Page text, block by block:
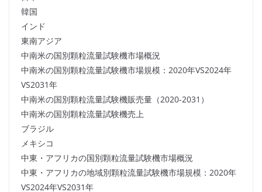
韓国
インド
東南アジア
中南米の国別顆粒流量試験機市場概況
中南米の国別顆粒流量試験機市場規模：2020年VS2024年
VS2031年
中南米の国別顆粒流量試験機販売量（2020-2031）
中南米の国別顆粒流量試験機売上
ブラジル
メキシコ
中東・アフリカの国別顆粒流量試験機市場概況
中東・アフリカの地域別顆粒流量試験機市場規模：2020年
VS2024年VS2031年